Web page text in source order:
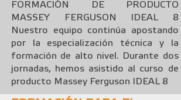
FORMACIÓN DE PRODUCTO
MASSEY FERGUSON IDEAL 8
Nuestro equipo continúa apostando
por la especialización técnica y la
formación de alto nivel. Durante dos
jornadas, hemos asistido al curso de
producto Massey Ferguson IDEAL 8